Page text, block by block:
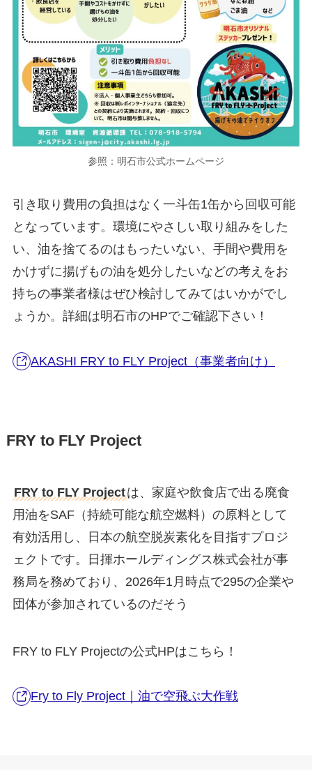
参照：明石市公式ホームページ
引き取り費用の負担はなく一斗缶1缶から回収可能
となっています。環境にやさしい取り組みをした
い、油を捨てるのはもったいない、手間や費用を
かけずに揚げもの油を処分したいなどの考えをお
持ちの事業者様はぜひ検討してみてはいかがでし
ょうか。詳細は明石市のHPでご確認下さい！
AKASHI FRY to FLY Project（事業者向け）
FRY to FLY Project
FRY to FLY Projectは、家庭や飲食店で出る廃食
用油をSAF（持続可能な航空燃料）の原料として
有効活用し、日本の航空脱炭素化を目指すプロジ
ェクトです。日揮ホールディングス株式会社が事
務局を務めており、2026年1月時点で295の企業や
団体が参加されているのだそう
FRY to FLY Projectの公式HPはこちら！
Fry to Fly Project｜油で空飛ぶ大作戦